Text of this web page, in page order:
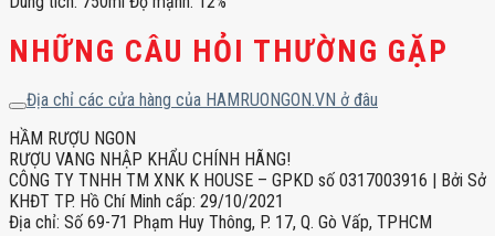
NHỮNG CÂU HỎI THƯỜNG GẶP
Địa chỉ các cửa hàng của HAMRUONGON.VN ở đâu
HẦM RƯỢU NGON
RƯỢU VANG NHẬP KHẨU CHÍNH HÃNG!
CÔNG TY TNHH TM XNK K HOUSE – GPKD số 0317003916 | Bởi Sở
KHĐT TP. Hồ Chí Minh cấp: 29/10/2021
Địa chỉ: Số 69-71 Phạm Huy Thông, P. 17, Q. Gò Vấp, TPHCM